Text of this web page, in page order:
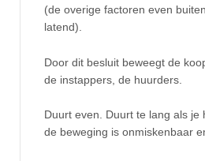
(de overige factoren even
latend).
Door dit besluit beweegt de
de instappers, de huurders.
Duurt even. Duurt te lang als je
de beweging is onmiskenbaar